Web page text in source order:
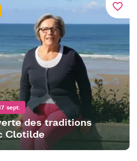
favorite_border
sept.
des traditions
Clotilde